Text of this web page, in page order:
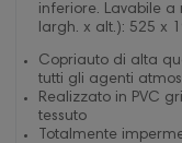
inferiore. Lavabile a
largh. x alt.): 525 x
Copriauto di alta
tutti gli agenti
Realizzato in PVC
tessuto
Totalmente